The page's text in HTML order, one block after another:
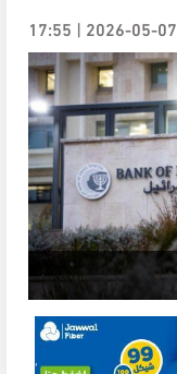
2026-05-07 | 17:55